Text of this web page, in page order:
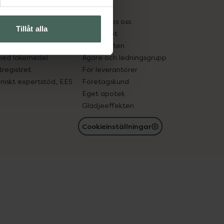
Tillåt alla
in gammal medicin
läkemedel
expertstöd, EES
Pressrum
Jobba hos oss
Hållbarhet
Samarbeten
Ägare och ledningsgrupp
För leverantörer
Företagskund
Eget apotek
Glädjeeffekten
Cookieinställningar